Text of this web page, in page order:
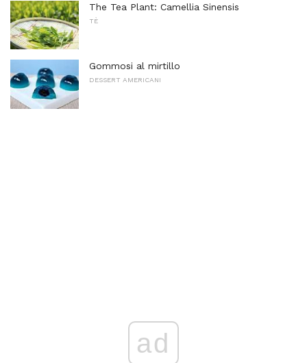
The Tea Plant: Camellia Sinensis
TÈ
Gommosi al mirtillo
DESSERT AMERICANI
ad